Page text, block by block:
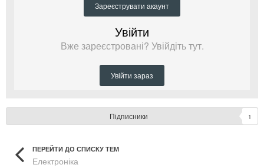
Зареєструвати акаунт
Увійти
Вже зареєстровані? Увійдіть тут.
Увійти зараз
Підписники 1
ПЕРЕЙТИ ДО СПИСКУ ТЕМ
Електроніка